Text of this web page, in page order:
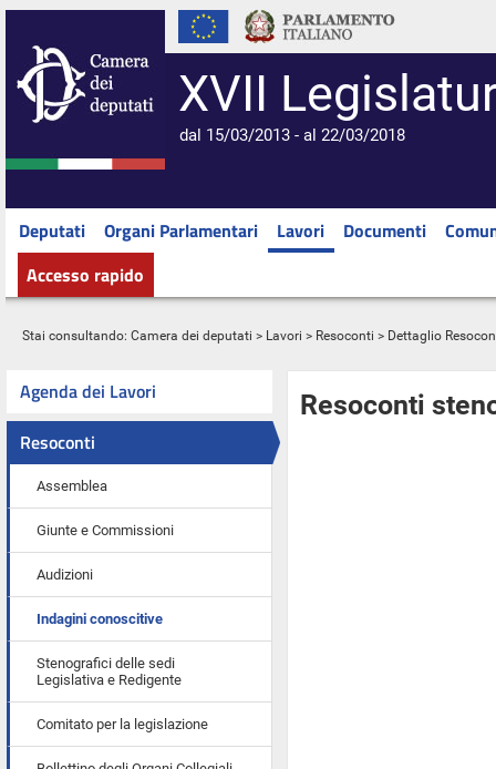
XVII
dal 15/03/2013 - al 22/03/2018
Deputati Organi Parlamentari Lavori Documenti
Accesso rapido
Stai consultando: Camera dei deputati > Lavori > Resoconti > Dettaglio
Agenda dei Lavori
Resoconti
Assemblea
Giunte e Commissioni
Audizioni
Indagini conoscitive
Stenografici delle sedi
Legislativa e Redigente
Comitato per la legislazione
Resoconti